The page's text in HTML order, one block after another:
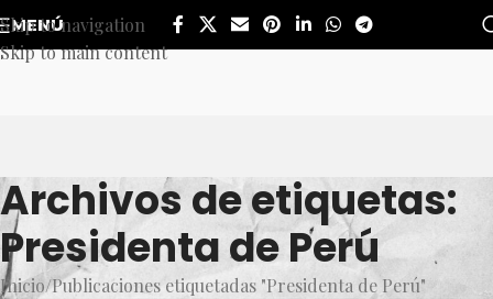
Skip to navigation
Skip to main content
MENÚ
Archivos de etiquetas:
Presidenta de Perú
Inicio Publicaciones etiquetadas "Presidenta de Perú"